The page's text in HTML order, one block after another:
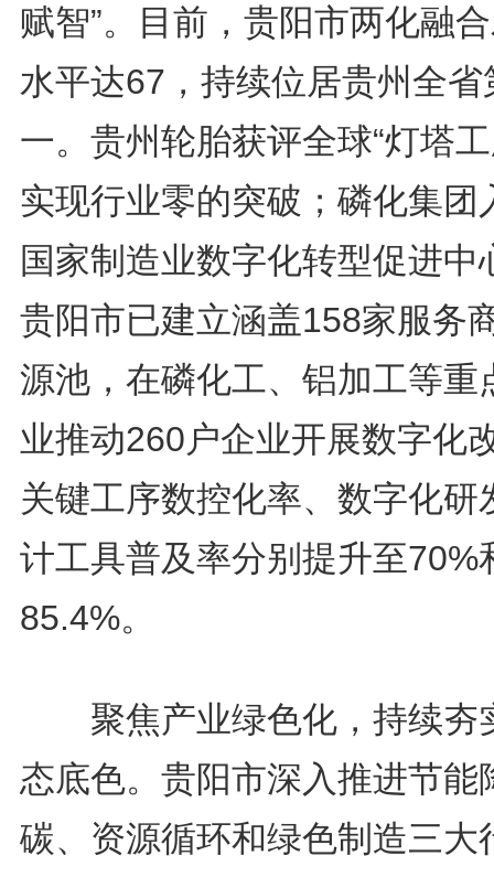
赋智”。目前，贵阳市两化融
水平达67，持续位居贵州全省
一。贵州轮胎获评全球“灯塔
实现行业零的突破；磷化集团
国家制造业数字化转型促进中
贵阳市已建立涵盖158家服务
源池，在磷化工、铝加工等重
业推动260户企业开展数字化
关键工序数控化率、数字化研
计工具普及率分别提升至70%
85.4%。
聚焦产业绿色化，持续夯
态底色。贵阳市深入推进节能
碳、资源循环和绿色制造三大